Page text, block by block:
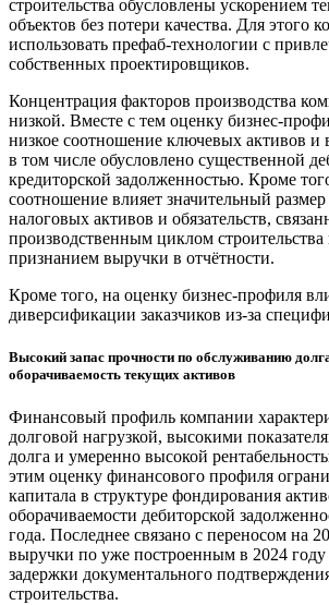
строительства обусловлены ускорением
объектов без потери качества. Для этого
использовать префаб-технологии с
собственных проектировщиков.
Концентрация факторов производства
низкой. Вместе с тем оценку бизнес-
низкое соотношение ключевых активов и
в том числе обусловлено существенной
кредиторской задолженностью. Кроме
соотношение влияет значительный
налоговых активов и обязательств,
производственным циклом
признанием выручки в отчётности.
Кроме того, на оценку бизнес-профиля
диверсификации заказчиков из-за
Высокий запас прочности по обслуживанию
оборачиваемость текущих активов
Финансовый профиль компании
долговой нагрузкой, высокими
долга и умеренно высокой
этим оценку финансового профиля
капитала в структуре фондирования
оборачиваемости дебиторской
года. Последнее связано с переносом на
выручки по уже построенным в 2024 году
задержки документального
строительства.